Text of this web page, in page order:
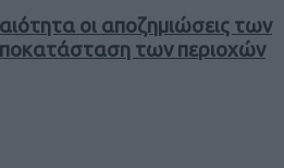
οι αποζημιώσεις των
των περιοχών